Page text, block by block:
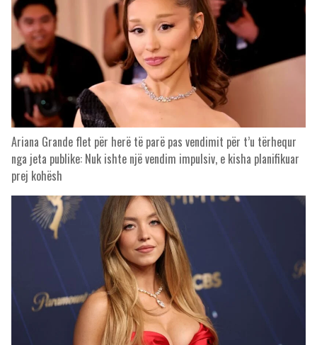
Ariana Grande flet për herë të parë pas vendimit për t’u tërhequr
nga jeta publike: Nuk ishte një vendim impulsiv, e kisha planifikuar
prej kohësh